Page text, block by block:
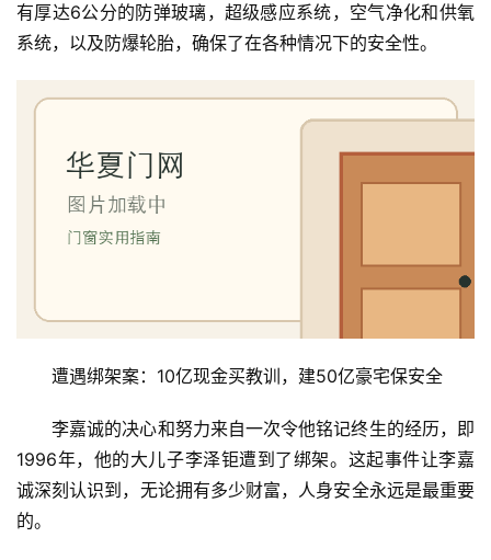
有厚达6公分的防弹玻璃，超级感应系统，空气净化和供氧
系统，以及防爆轮胎，确保了在各种情况下的安全性。
遭遇绑架案：10亿现金买教训，建50亿豪宅保安全
李嘉诚的决心和努力来自一次令他铭记终生的经历，即
1996年，他的大儿子李泽钜遭到了绑架。这起事件让李嘉
诚深刻认识到，无论拥有多少财富，人身安全永远是最重要
的。